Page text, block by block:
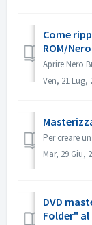
Come
ROM/
Ven, 21 Lug,
Mar, 29 Giu,
DVD
Folder"